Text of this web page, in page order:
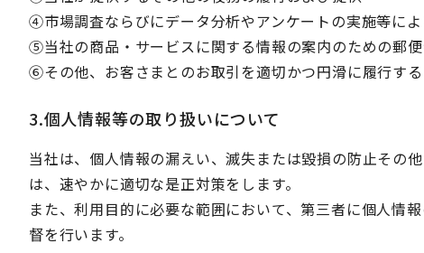
④市場調査ならびにデータ分析やアンケートの実施等に
⑤当社の商品・サービスに関する情報の案内のための郵
⑥その他、お客さまとのお取引を適切かつ円滑に履行す
3.個人情報等の取り扱いについて
当社は、個人情報の漏えい、滅失または毀損の防止その
は、速やかに適切な是正対策をします。
また、利用目的に必要な範囲において、第三者に個人情
督を行います。